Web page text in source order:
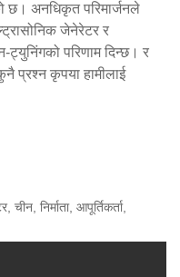
छ। अनधिकृत परिमार्जनले
जेनेरेटर र
परिणाम दिन्छ। र
प्रश्न कृपया हामीलाई
निर्माता, आपूर्तिकर्ता,